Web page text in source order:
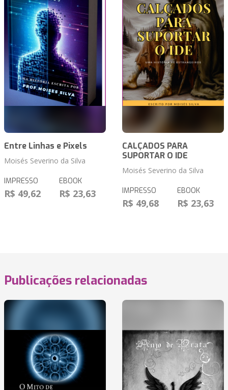
Entre Linhas e Pixels
Moisés Severino da Silva
IMPRESSO
R$ 49,62
EBOOK
R$ 23,63
CALÇADOS PARA
SUPORTAR O IDE
Moisés Severino da Silva
IMPRESSO
R$ 49,68
EBOOK
R$ 23,63
Publicações relacionadas